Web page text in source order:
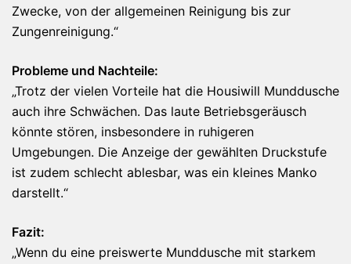
Zwecke, von der allgemeinen Reinigung bis zur
Zungenreinigung.“
Probleme und Nachteile:
„Trotz der vielen Vorteile hat die Housiwill Munddusche
auch ihre Schwächen. Das laute Betriebsgeräusch
könnte stören, insbesondere in ruhigeren
Umgebungen. Die Anzeige der gewählten Druckstufe
ist zudem schlecht ablesbar, was ein kleines Manko
darstellt.“
Fazit:
„Wenn du eine preiswerte Munddusche mit starkem